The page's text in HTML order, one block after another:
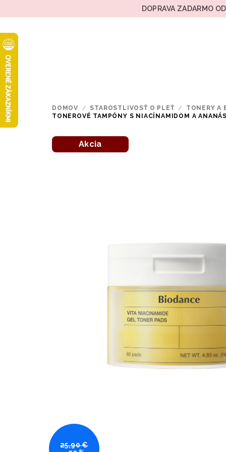
na
DOPRAVA ZADARMO
DOMOV / STAROSTLIVOSŤ O PLEŤ / TONERY A
TONEROVÉ TAMPÓNY S NIACÍNAMIDOM A
Akcia
25,90 €